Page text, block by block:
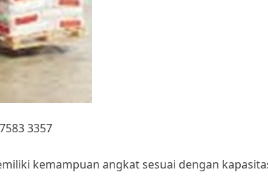
3357
kemampuan angkat sesuai dengan